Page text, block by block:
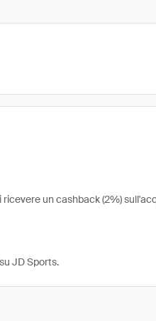
un cashback (2%)
JD Sports.